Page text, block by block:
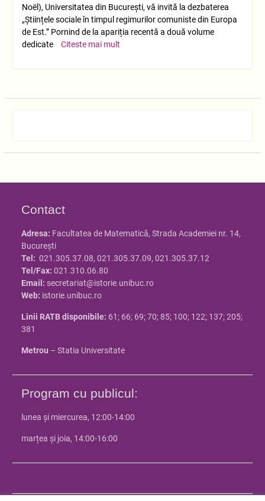
Noël), Universitatea din București, vă invită la dezbaterea
„Științele sociale în timpul regimurilor comuniste din Europa
de Est.” Pornind de la apariția recentă a două volume
dedicate
Citeste mai mult
Contact
Adresa: Facultatea de Matematică, Strada Academiei nr. 14,
Bucureşti
Tel: 021.305.37.08, 021.305.37.09, 021.305.37.12
Tel/Fax: 021.310.06.80
Email: secretariat@istorie.unibuc.ro
Web: istorie.unibuc.ro
Linii RATB disponibile: 61; 66; 69; 70; 85; 100; 122; 137; 205;
381
Metrou – Statia Universitate
Program cu publicul:
lunea și miercurea, 12:00-14:00
marțea și joia, 14:00-16:00